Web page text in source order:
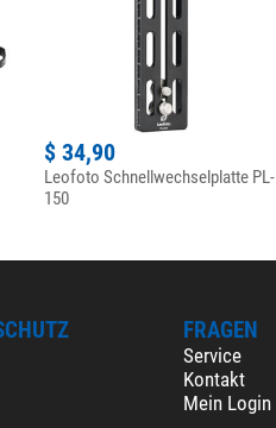
$ 34,90
Leofoto Schnellwechselplatte PL-
150
FRAGEN
Service
Kontakt
Mein Login